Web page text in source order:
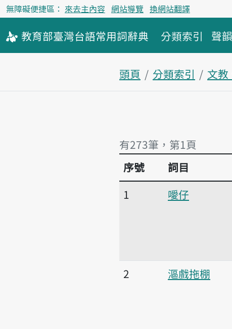
無障礙便捷區： 來去主內容 網站導覽 換網站翻譯
教育部臺灣台語常用詞辭典 分類索引 聲
頭頁 分類索引 文教
有273筆，第1頁
有273筆，第1頁
序號 詞目
1
噯仔
2
漚戲拖棚